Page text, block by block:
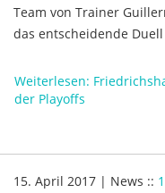
Team von Trainer
das entscheidende Duell
Weiterlesen:
der Playoffs
15. April 2017 | News ::